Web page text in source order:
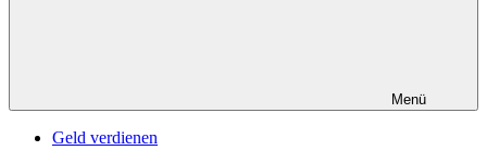
Menü
Geld verdienen